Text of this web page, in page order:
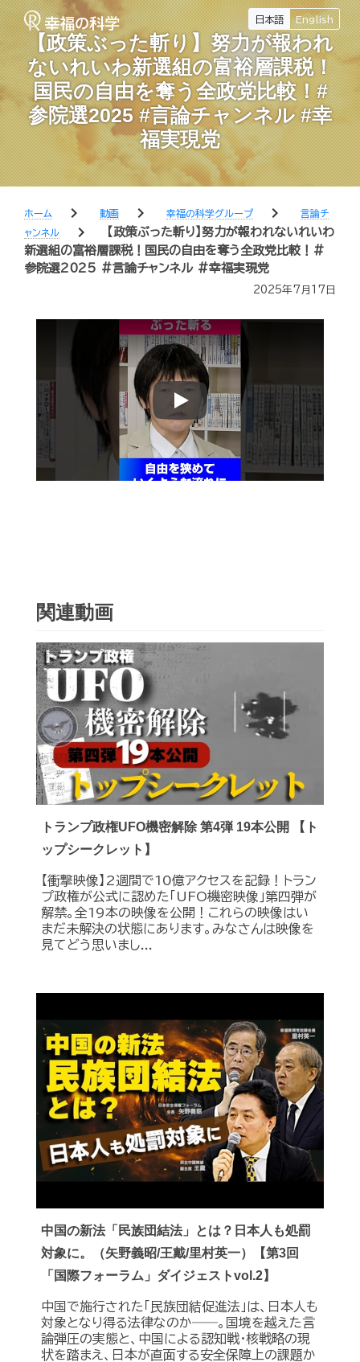
日本語 English
【政策ぶった斬り】努力が報われ
ないれいわ新選組の富裕層課税！
国民の自由を奪う全政党比較！#
参院選2025 #言論チャンネル #幸
福実現党
ホーム chevron_right 動画 chevron_right 幸福の科学グループ chevron_right
言論チ
ャンネル
chevron_right
【政策ぶった斬り】努力が報われないれいわ
新選組の富裕層課税！国民の自由を奪う全政党比較！#
参院選2025 #言論チャンネル #幸福実現党
2025年7月17日
Play
関連動画
トランプ政権UFO機密解除 第4弾 19本公開 【ト
ップシークレット】
【衝撃映像】2週間で10億アクセスを記録！トラン
プ政権が公式に認めた｢UFO機密映像｣第四弾が
解禁。全19本の映像を公開！これらの映像はい
まだ未解決の状態にあります。みなさんは映像を
見てどう思いまし...
中国の新法「民族団結法」とは？日本人も処罰
対象に。（矢野義昭/王戴/里村英一）【第3回
「国際フォーラム」ダイジェストvol.2】
中国で施行された「民族団結促進法」は、日本人も
対象となり得る法律なのか――。国境を越えた言
論弾圧の実態と、中国による認知戦・核戦略の現
状を踏まえ、日本が直面する安全保障上の課題か